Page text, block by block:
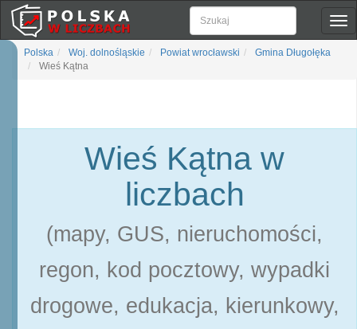
Polska Woj. dolnośląskie Powiat wrocławski
Gmina Długołęka
Wieś Kątna
Wieś Kątna w
liczbach
(mapy, GUS, nieruchomości,
regon, kod pocztowy, wypadki
drogowe, edukacja, kierunkowy,